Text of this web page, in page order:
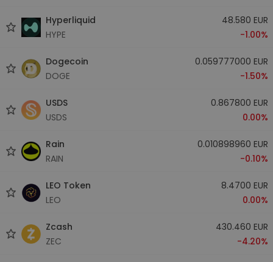
Hyperliquid
HYPE
48.580 EUR
-1.00%
Dogecoin
DOGE
0.059777000 EUR
-1.50%
USDS
USDS
0.867800 EUR
0.00%
Rain
RAIN
0.010898960 EUR
-0.10%
LEO Token
LEO
8.4700 EUR
0.00%
Zcash
ZEC
430.460 EUR
-4.20%